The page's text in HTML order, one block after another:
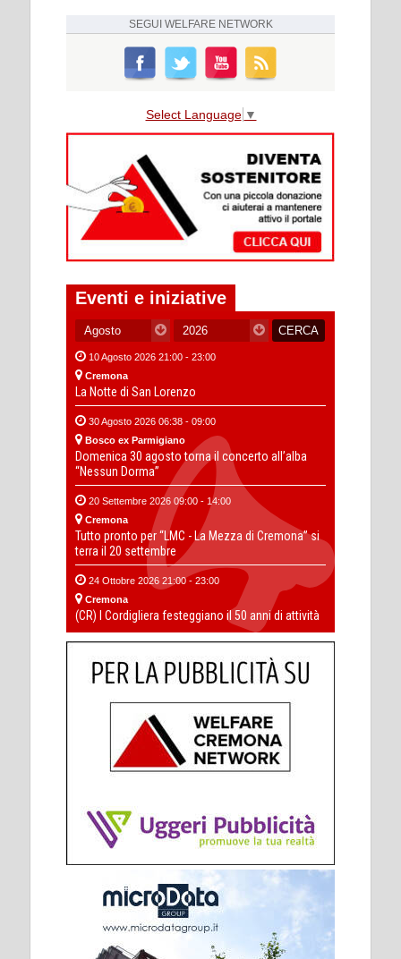
SEGUI WELFARE NETWORK
Select Language ▼
Eventi e iniziative
10 Agosto 2026 21:00 - 23:00
Cremona
La Notte di San Lorenzo
30 Agosto 2026 06:38 - 09:00
Bosco ex Parmigiano
Domenica 30 agosto torna il concerto all’alba
“Nessun Dorma”
20 Settembre 2026 09:00 - 14:00
Cremona
Tutto pronto per “LMC - La Mezza di Cremona” si
terra il 20 settembre
24 Ottobre 2026 21:00 - 23:00
Cremona
(CR) I Cordigliera festeggiano il 50 anni di attività